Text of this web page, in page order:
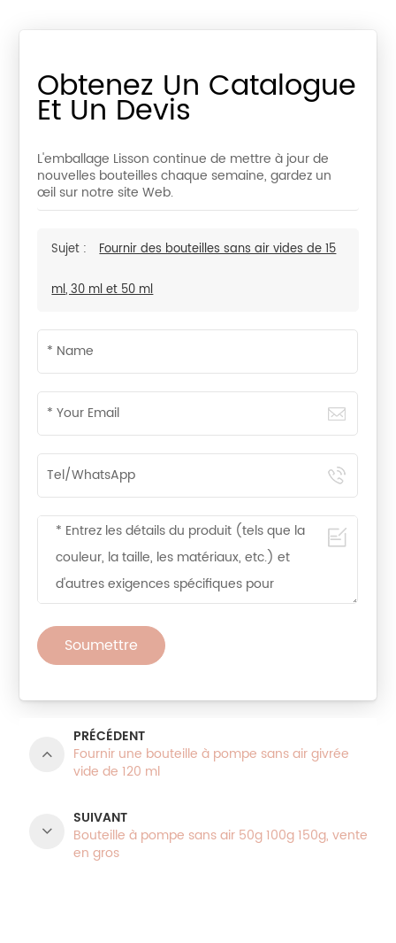
Obtenez Un Catalogue
Et Un Devis
L'emballage Lisson continue de mettre à jour de
nouvelles bouteilles chaque semaine, gardez un
œil sur notre site Web.
Sujet : Fournir des bouteilles sans air vides de 15
ml, 30 ml et 50 ml
Soumettre
PRÉCÉDENT
Fournir une bouteille à pompe sans air givrée
vide de 120 ml
SUIVANT
Bouteille à pompe sans air 50g 100g 150g, vente
en gros